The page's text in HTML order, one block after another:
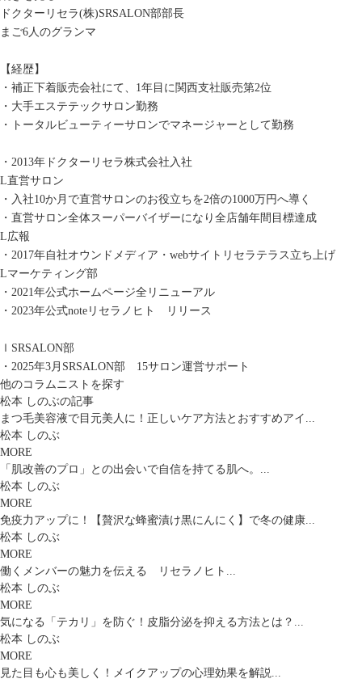
ドクターリセラ(株)SRSALON部部長
まご6人のグランマ
【経歴】
・補正下着販売会社にて、1年目に関西支社販売第2位
・大手エステテックサロン勤務
・トータルビューティーサロンでマネージャーとして勤務
・2013年ドクターリセラ株式会社入社
L直営サロン
・入社10か月で直営サロンのお役立ちを2倍の1000万円へ導く
・直営サロン全体スーパーバイザーになり全店舗年間目標達成
L広報
・2017年自社オウンドメディア・webサイトリセラテラス立ち上げ
Lマーケティング部
・2021年公式ホームページ全リニューアル
・2023年公式noteリセラノヒト リリース
ｌSRSALON部
・2025年3月SRSALON部 15サロン運営サポート
他のコラムニストを探す
松本 しのぶの記事
まつ毛美容液で目元美人に！正しいケア方法とおすすめアイ...
松本 しのぶ
MORE
「肌改善のプロ」との出会いで自信を持てる肌へ。...
松本 しのぶ
MORE
免疫力アップに！【贅沢な蜂蜜漬け黒にんにく】で冬の健康...
松本 しのぶ
MORE
働くメンバーの魅力を伝える リセラノヒト...
松本 しのぶ
MORE
気になる「テカリ」を防ぐ！皮脂分泌を抑える方法とは？...
松本 しのぶ
MORE
見た目も心も美しく！メイクアップの心理効果を解説...